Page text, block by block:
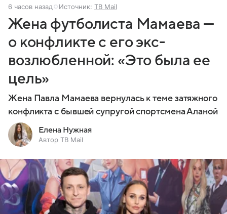
6 часов назад Источник: ТВ Mail
Жена футболиста Мамаева —
о конфликте с его экс-
возлюбленной: «Это была ее
цель»
Жена Павла Мамаева вернулась к теме затяжного
конфликта с бывшей супругой спортсмена Аланой
Елена Нужная
Автор ТВ Mail